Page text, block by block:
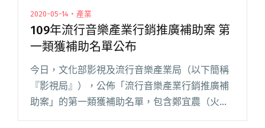
2020-05-14・產業
109年流行音樂產業行銷推廣補助案 第
一類獲補助名單公布
今日，文化部影視及流行音樂產業局（以下簡稱
『影視局』），公佈「流行音樂產業行銷推廣補
助案」的第一類獲補助名單，包含鄭宜農（火氣
音樂）、The Fur.（高速精神）、守夜人（冰